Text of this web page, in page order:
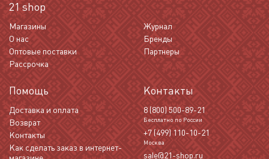
21 shop
Магазины
Журнал
О нас
Бренды
Оптовые поставки
Партнеры
Рассрочка
Помощь
Доставка и оплата
Возврат
Контакты
Как сделать заказ в интернет-
Контакты
8 (800) 500-89-21
Бесплатно по России
+7 (499) 110-10-21
Москва
sale@21-shop.ru